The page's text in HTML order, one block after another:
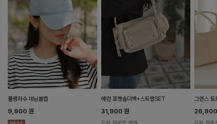
풀렘자수 데님볼캡
9,900 원
에런 포켓숄더백+스트랩SET
31,900 원
리뷰 카운트 영역
그렌스
리뷰 카운